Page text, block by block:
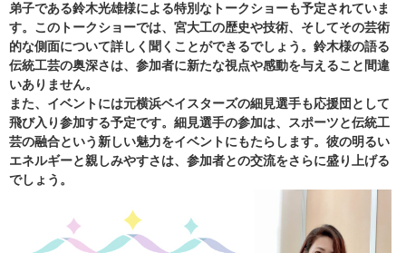
弟子である鈴木光雄様による特別なトークショーも予定されていま
す。このトークショーでは、宮大工の歴史や技術、そしてその芸術
的な側面について詳しく聞くことができるでしょう。鈴木様の語る
伝統工芸の奥深さは、参加者に新たな視点や感動を与えること間違
いありません。
また、イベントには元横浜ベイスターズの細見選手も応援団として
飛び入り参加する予定です。細見選手の参加は、スポーツと伝統工
芸の融合という新しい魅力をイベントにもたらします。彼の明るい
エネルギーと親しみやすさは、参加者との交流をさらに盛り上げる
でしょう。